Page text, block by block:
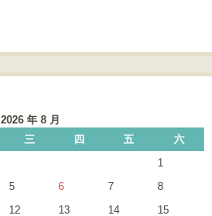
2026 年 8 月
三 四 五
六
1
5 6 7
8
12 13 14
15